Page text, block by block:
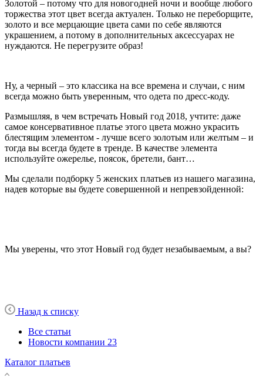
Золотой – потому что для новогодней ночи и вообще любого
торжества этот цвет всегда актуален. Только не переборщите,
золото и все мерцающие цвета сами по себе являются
украшением, а потому в дополнительных аксессуарах не
нуждаются. Не перегрузите образ!
Ну, а черный – это классика на все времена и случаи, с ним
всегда можно быть уверенным, что одета по дресс-коду.
Размышляя, в чем встречать Новый год 2018, учтите: даже
самое консервативное платье этого цвета можно украсить
блестящим элементом - лучше всего золотым или желтым – и
тогда вы всегда будете в тренде. В качестве элемента
используйте ожерелье, поясок, бретели, бант…
Мы сделали подборку 5 женских платьев из нашего магазина,
надев которые вы будете совершенной и непревзойденной:
Мы уверены, что этот Новый год будет незабываемым, а вы?
Назад к списку
Все статьи
Новости компании 23
Каталог платьев